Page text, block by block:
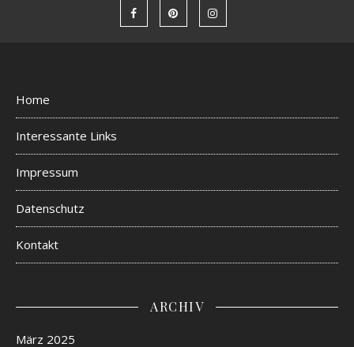
Home
Interessante Links
Impressum
Datenschutz
Kontakt
ARCHIV
März 2025